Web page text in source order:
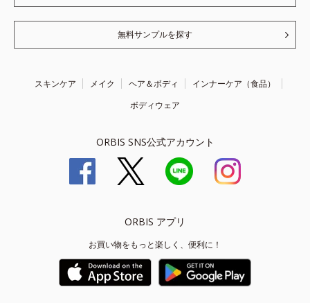
無料サンプルを探す
スキンケア メイク ヘア＆ボディ
インナーケア（食品）
ボディウェア
ORBIS SNS公式アカウント
ORBIS アプリ
お買い物をもっと楽しく、便利に！